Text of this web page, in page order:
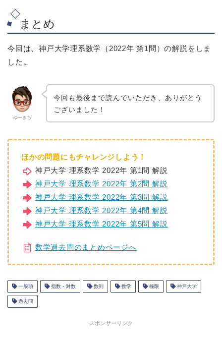
まとめ
今回は、神戸大学理系数学（2022年 第1問）の解説をしま
した。
ゆーきち
今回も最後まで読んでいただき、ありがとう
ございました！
ほかの問題にもチャレンジしよう！
神戸大学 理系数学 2022年 第1問 解説
神戸大学 理系数学 2022年 第2問 解説
神戸大学 理系数学 2022年 第3問 解説
神戸大学 理系数学 2022年 第4問 解説
神戸大学 理系数学 2022年 第5問 解説
数学過去問のまとめページへ
一般項 指数・対数 数列 数学 極限 神戸大学
過去問
スポンサーリンク